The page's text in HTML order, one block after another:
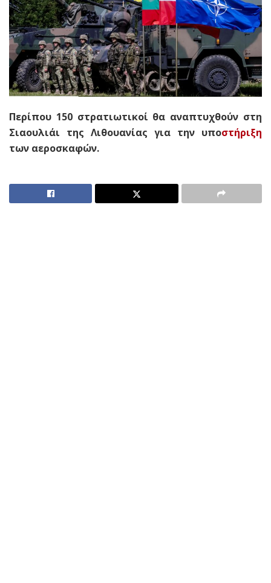
Περίπου 150 στρατιωτικοί θα αναπτυχθούν στη
Σιαουλιάι της Λιθουανίας για την υποστήριξη
των αεροσκαφών.